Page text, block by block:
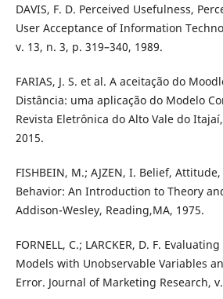
DAVIS, F. D. Perceived Usefulness,
User Acceptance of Information
v. 13, n. 3, p. 319–340, 1989.
FARIAS, J. S. et al. A aceitação do
Distância: uma aplicação do Modelo
Revista Eletrônica do Alto Vale do
2015.
FISHBEIN, M.; AJZEN, I. Belief,
Behavior: An Introduction to Theory
Addison-Wesley, Reading,MA, 1975.
FORNELL, C.; LARCKER, D. F.
Models with Unobservable Variables
Error. Journal of Marketing Research,